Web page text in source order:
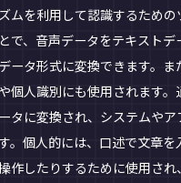
ムを利用して認識するため
で、音声データをテキスト
ータ形式に変換できます。
個人識別にも使用されます
タに変換され、システムや
。個人的には、口述で文章を
作したりするために使用さ